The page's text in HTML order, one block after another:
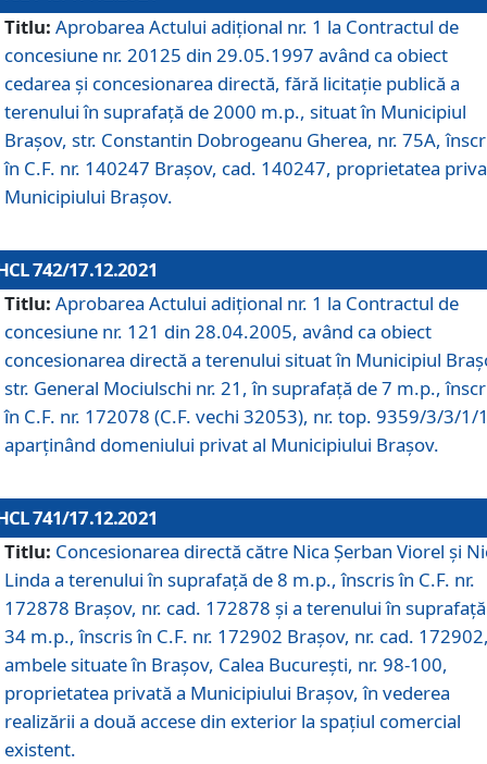
Titlu: Aprobarea Actului adiţional nr. 1 la Contractul de
concesiune nr. 20125 din 29.05.1997 având ca obiect
cedarea și concesionarea directă, fără licitație publică a
terenului în suprafață de 2000 m.p., situat în Municipiul
Brașov, str. Constantin Dobrogeanu Gherea, nr. 75A,
în C.F. nr. 140247 Brașov, cad. 140247, proprietatea
Municipiului Brașov.
742/17.12.2021
Titlu: Aprobarea Actului adiţional nr. 1 la Contractul de
concesiune nr. 121 din 28.04.2005, având ca obiect
concesionarea directă a terenului situat în Municipiul
str. General Mociulschi nr. 21, în suprafață de 7 m.p.,
în C.F. nr. 172078 (C.F. vechi 32053), nr. top. 9359/3/3/1/
aparținând domeniului privat al Municipiului Brașov.
741/17.12.2021
Titlu: Concesionarea directă către Nica Șerban Viorel și
Linda a terenului în suprafață de 8 m.p., înscris în C.F. nr.
172878 Brașov, nr. cad. 172878 și a terenului în
34 m.p., înscris în C.F. nr. 172902 Brașov, nr. cad.
ambele situate în Brașov, Calea București, nr. 98-100,
proprietatea privată a Municipiului Brașov, în vederea
realizării a două accese din exterior la spațiul comercial
existent.